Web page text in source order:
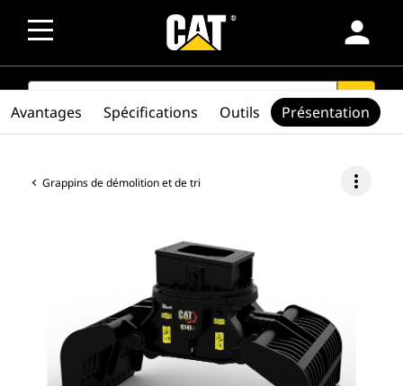
person
SEARCH search
Grappins de démolition et de tri more_vert
Avantages Spécifications Outils Présentation